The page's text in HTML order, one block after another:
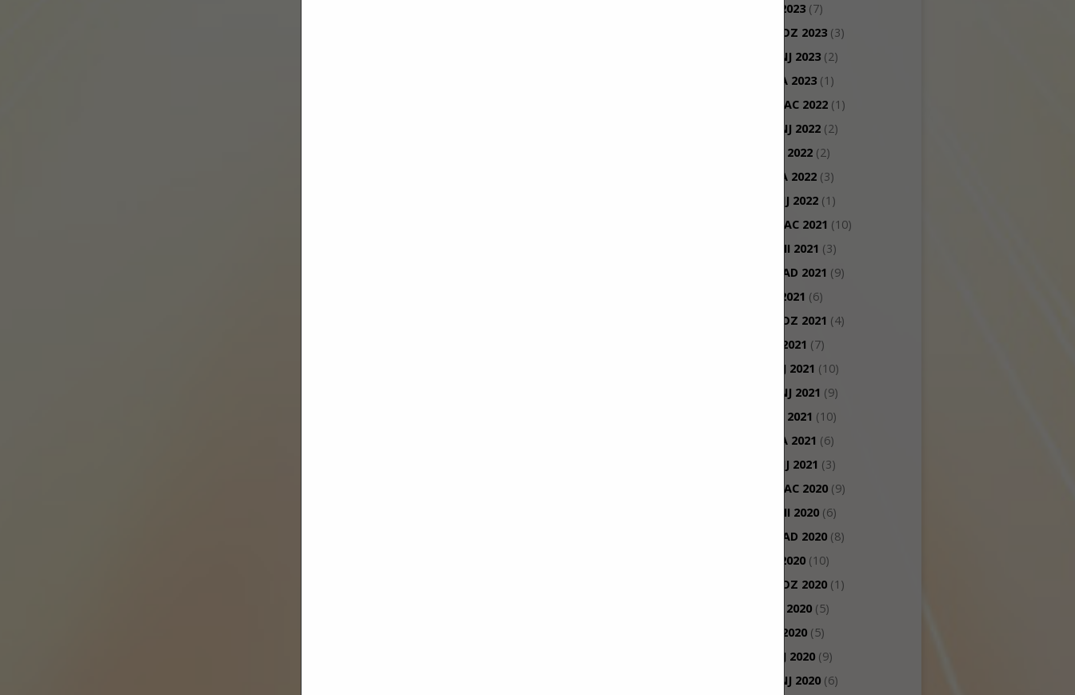
RUJAN 2023 (7)
KOLOVOZ 2023 (3)
TRAVANJ 2023 (2)
VELJAČA 2023 (1)
PROSINAC 2022 (1)
TRAVANJ 2022 (2)
OŽUJAK 2022 (2)
VELJAČA 2022 (3)
SIJEČANJ 2022 (1)
PROSINAC 2021 (10)
STUDENI 2021 (3)
LISTOPAD 2021 (9)
RUJAN 2021 (6)
KOLOVOZ 2021 (4)
LIPANJ 2021 (7)
SVIBANJ 2021 (10)
TRAVANJ 2021 (9)
OŽUJAK 2021 (10)
VELJAČA 2021 (6)
SIJEČANJ 2021 (3)
PROSINAC 2020 (9)
STUDENI 2020 (6)
LISTOPAD 2020 (8)
RUJAN 2020 (10)
KOLOVOZ 2020 (1)
SRPANJ 2020 (5)
LIPANJ 2020 (5)
SVIBANJ 2020 (9)
TRAVANJ 2020 (6)